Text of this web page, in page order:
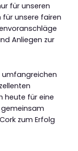
für unseren
für unsere fairen
Anliegen zur
umfangreichen
heute für eine
zum Erfolg